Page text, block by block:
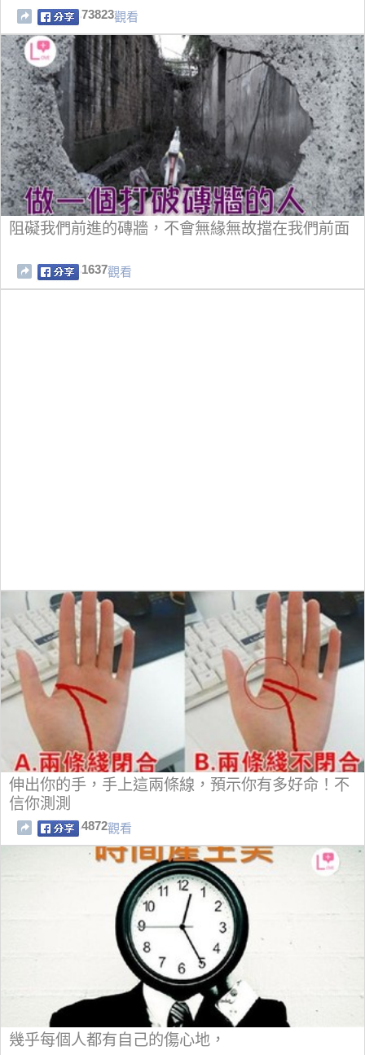
73823觀看
阻礙我們前進的磚牆，不會無緣無故擋在我們前面
1637觀看
伸出你的手，手上這兩條線，預示你有多好命！不
信你測測
4872觀看
幾乎每個人都有自己的傷心地，